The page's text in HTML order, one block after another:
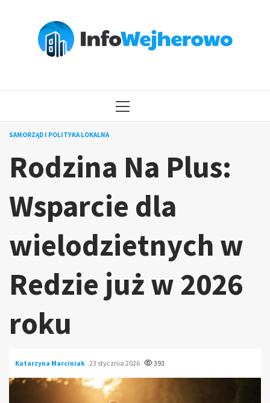
MENU
SAMORZĄD I POLITYKA LOKALNA
Rodzina Na Plus:
Wsparcie dla
wielodzietnych w
Redzie już w 2026
roku
Katarzyna Marciniak 23 stycznia 2026 393